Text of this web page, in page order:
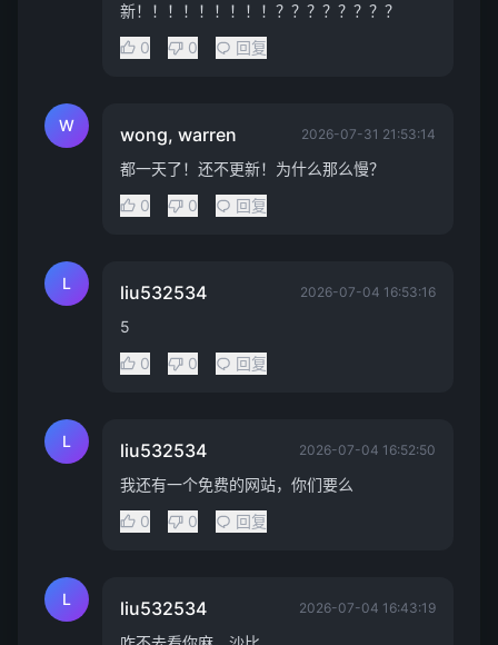
新！！！！！！！！！？？？？？？？？
0
0 回复
W wong, warren 2026-07-31 21:53:14
都一天了！还不更新！为什么那么慢？
0
0 回复
L liu532534 2026-07-04 16:53:16
5
0
0 回复
L liu532534 2026-07-04 16:52:50
我还有一个免费的网站，你们要么
0
0 回复
L liu532534 2026-07-04 16:43:19